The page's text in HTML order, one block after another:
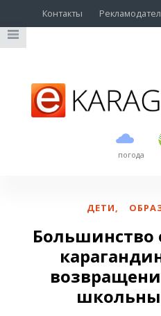
Контакты
погода
USD
EUR
ДЕТИ,